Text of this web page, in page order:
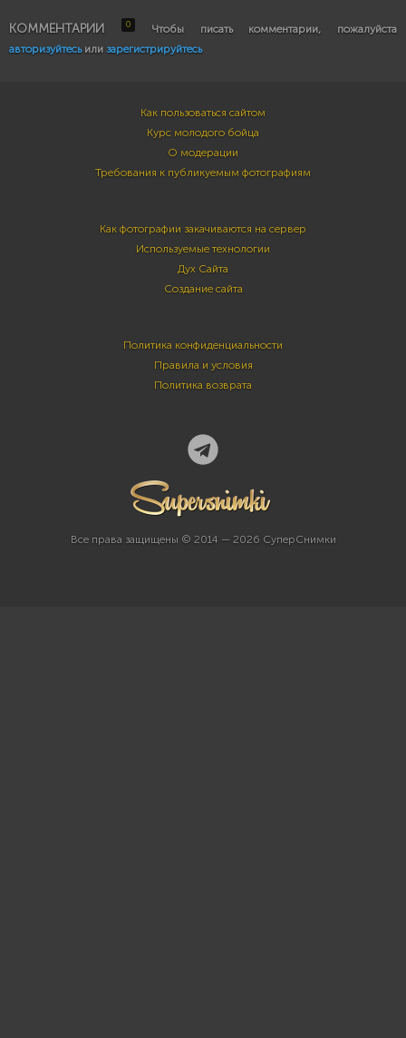
КОММЕНТАРИИ 0
Чтобы писать комментарии, пожалуйста
авторизуйтесьили зарегистрируйтесь
Как пользоваться сайтом
Курс молодого бойца
О модерации
Требования к публикуемым фотографиям
Как фотографии закачиваются на сервер
Используемые технологии
Дух Сайта
Создание сайта
Политика конфиденциальности
Правила и условия
Политика возврата
Все права защищены © 2014 — 2026 СуперСнимки